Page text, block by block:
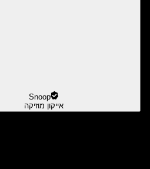
Snoop
אייקון מוזיקה